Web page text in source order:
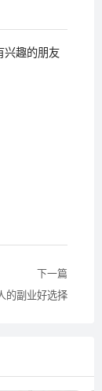
兴趣的朋友
下一篇
的副业好选择